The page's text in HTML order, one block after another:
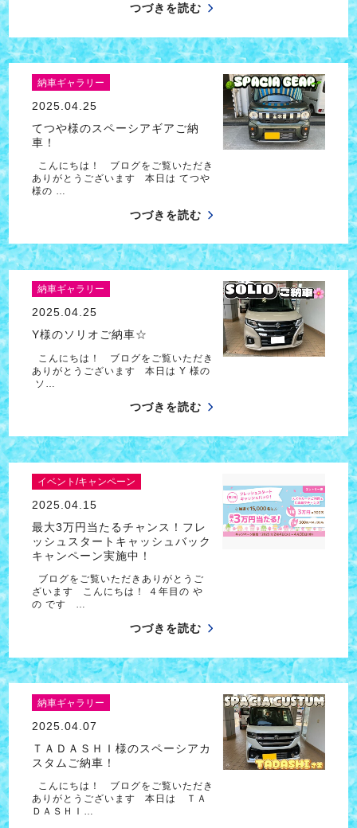
つづきを読む
納車ギャラリー
2025.04.25
てつや様のスペーシアギアご納
車！
こんにちは！ ブログをご覧いただき
ありがとうございます 本日は てつや
様の …
つづきを読む
納車ギャラリー
2025.04.25
Y様のソリオご納車☆
こんにちは！ ブログをご覧いただき
ありがとうございます 本日は Y 様の
ソ…
つづきを読む
イベント/キャンペーン
2025.04.15
最大3万円当たるチャンス！フレ
ッシュスタートキャッシュバック
キャンペーン実施中！
ブログをご覧いただきありがとうご
ざいます こんにちは！ ４年目の や
の です …
つづきを読む
納車ギャラリー
2025.04.07
ＴＡＤＡＳＨＩ様のスペーシアカ
スタムご納車！
こんにちは！ ブログをご覧いただき
ありがとうございます 本日は ＴＡ
ＤＡＳＨＩ…